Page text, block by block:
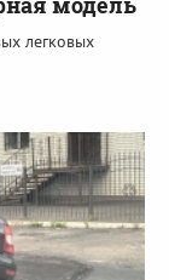
легковых